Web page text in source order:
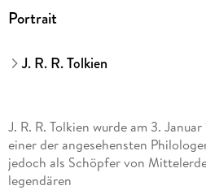
Herstelleradresse
Rotebühlstraße 77, 70178 Stuttgart,
produktsicherheit@klett-cotta.de
Portrait
J. R. R. Tolkien
J. R. R. Tolkien wurde am 3.
einer der angesehensten
jedoch als Schöpfer von
legendären